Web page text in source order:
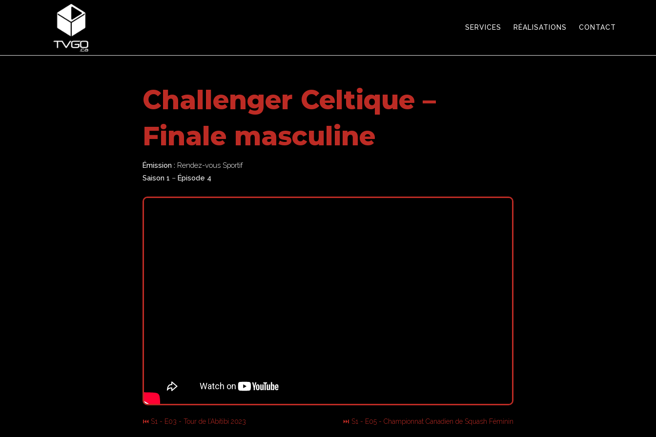
SERVICES RÉALISATIONS CONTACT
Challenger Celtique –
Finale masculine
Émission : Rendez-vous Sportif
Saison 1 – Épisode 4
⏮ S1 - E03 - Tour de l’Abitibi 2023 ⏭ S1 - E05 - Championnat Canadien de Squash Féminin